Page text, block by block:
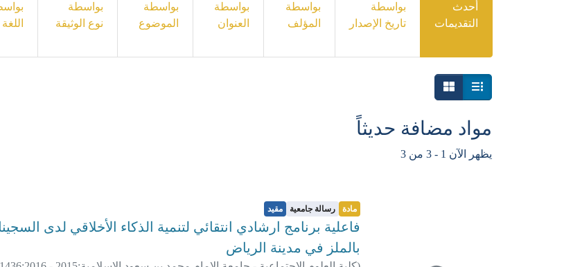
أحدث
التقديمات
بواسطة
تاريخ الإصدار
بواسطة
المؤلف
بواسطة
العنوان
بواسطة
الموضوع
بواسطة
نوع الوثيقة
اللغة
مواد مضافة حديثاً
أحدث التقديمات
يظهر الآن 1 - 3 من 3
مادة رسالة جامعية مقيد
فاعلية برنامج ارشادي انتقائي لتنمية الذكاء الأخلاقي لدى
بالملز في مدينة الرياض